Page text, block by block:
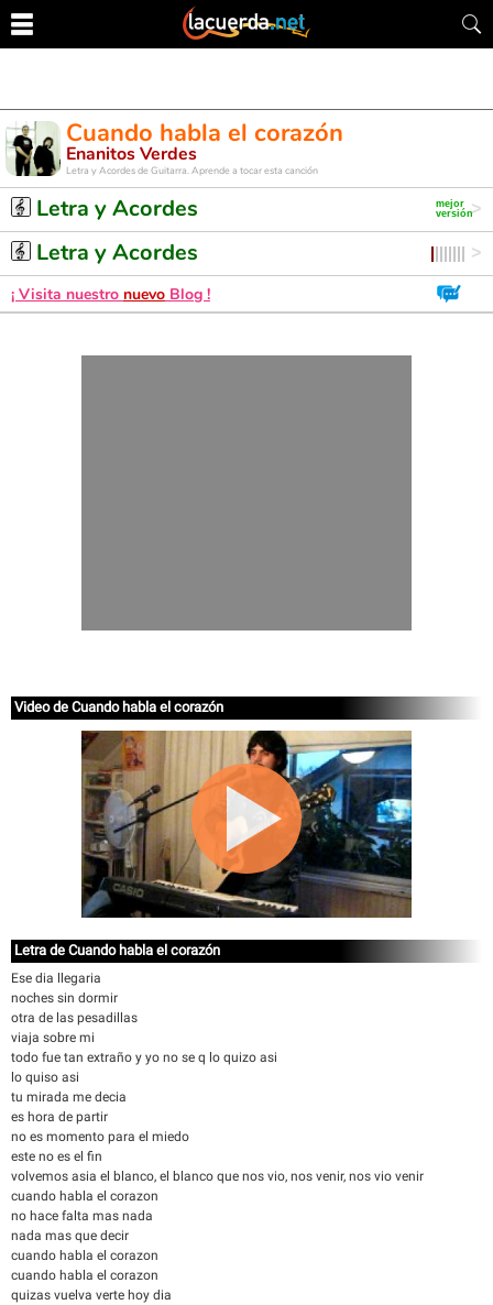
Cuando habla el corazón
Enanitos Verdes
Letra y Acordes de Guitarra. Aprende a tocar esta canción
Letra y Acordes
Letra y Acordes
¡ Visita nuestro nuevo Blog !
Video de Cuando habla el corazón
Letra de Cuando habla el corazón
Ese dia llegaria
noches sin dormir
otra de las pesadillas
viaja sobre mi
todo fue tan extraño y yo no se q lo quizo asi
lo quiso asi
tu mirada me decia
es hora de partir
no es momento para el miedo
este no es el fin
volvemos asia el blanco, el blanco que nos vio, nos venir, nos vio venir
cuando habla el corazon
no hace falta mas nada
nada mas que decir
cuando habla el corazon
cuando habla el corazon
quizas vuelva verte hoy dia